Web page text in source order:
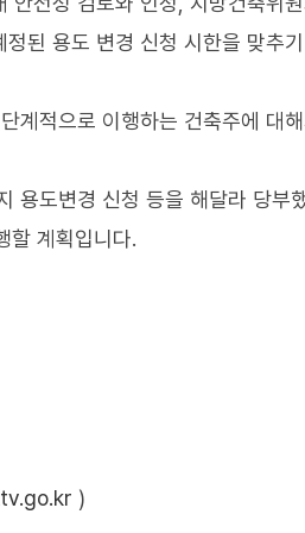
된 용도 변경 신청 시한을 맞추
계적으로 이행하는 건축주에 대
용도변경 신청 등을 해달라 당부
할 계획입니다.
)